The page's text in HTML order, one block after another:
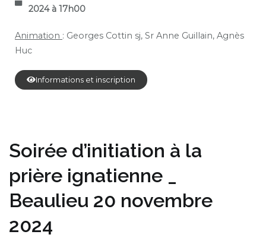
2024 à 17h00
Animation : Georges Cottin sj, Sr Anne Guillain, Agnès
Huc
Informations et inscription
Soirée d’initiation à la
prière ignatienne _
Beaulieu 20 novembre
2024